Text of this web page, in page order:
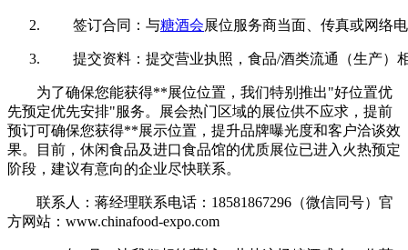
签订合同：与糖酒会展位服务商当面、传真或网络
提交资料：提交营业执照，食品/酒类流通（生产）
为了确保您能获得**展位位置，我们特别推出"好位置优
先预定优先安排"服务。展会热门区域的展位供不应求，提前
预订可确保您获得**展示位置，提升品牌曝光度和客户洽谈效
果。目前，休闲食品及进口食品馆的优质展位已进入火热预定
阶段，建议有意向的企业尽快联系。
联系人：蒋经理联系电话：18581867296（微信同号）官
方网站：www.chinafood-expo.com